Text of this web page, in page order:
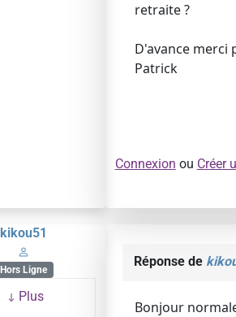
retraite ?
D'avance merci
Patrick
Connexion ou Créer
kikou51
Hors Ligne
Plus
Réponse de
Bonjour